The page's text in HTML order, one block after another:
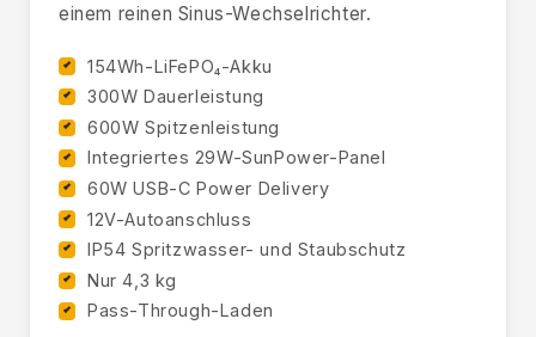
einem reinen Sinus-Wechselrichter.
154Wh-LiFePO₄-Akku
300W Dauerleistung
600W Spitzenleistung
Integriertes 29W-SunPower-Panel
60W USB-C Power Delivery
12V-Autoanschluss
IP54 Spritzwasser- und Staubschutz
Nur 4,3 kg
Pass-Through-Laden